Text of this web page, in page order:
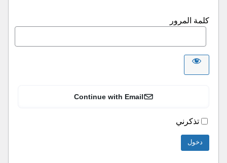
كلمة المرور
Continue with Email
تذكرني